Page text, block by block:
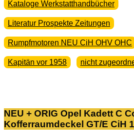
Kataloge Werkstatthandbücher
Literatur Prospekte Zeitungen
Rumpfmotoren NEU CiH OHV OHC
Kapitän vor 1958 nicht
NEU + ORIG Opel Kadett C
Kofferraumdeckel GT/E CiH